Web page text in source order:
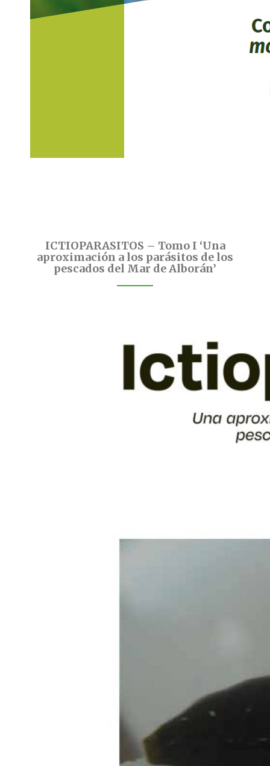
ICTIOPARASITOS – Tomo I ‘Una
aproximación a los parásitos de los
pescados del Mar de Alborán’